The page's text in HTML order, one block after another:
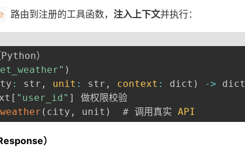
路由到注册的工具函数，注入上下文并执行：
）
)
: str , unit : str , context : dict ) -> dict
[ "user_id" ]
做权限校验
( city , unit )
  # 调用真实
API
）